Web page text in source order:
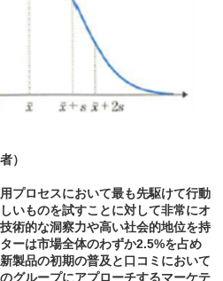
）
プロセスにおいて最も先駆けて行動
いものを試すことに対して非常にオ
術的な洞察力や高い社会的地位を持
ーは市場全体のわずか2.5%を占め
製品の初期の普及と口コミにおいて
グループにアプローチするマーケテ